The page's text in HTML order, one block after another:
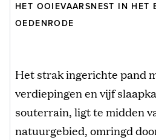
HET OOIEVAARSNEST IN HET
OEDENRODE
Het strak ingerichte pand
verdiepingen en vijf
souterrain, ligt te midden
natuurgebied, omringd